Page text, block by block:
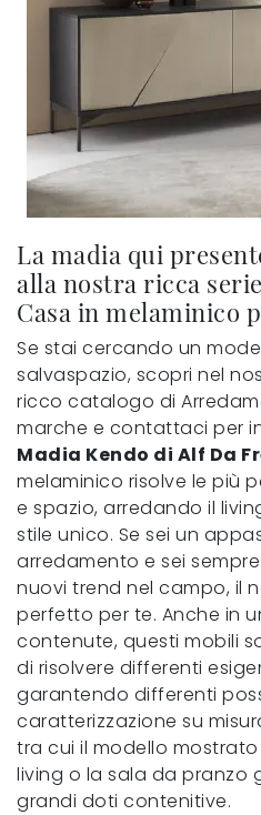
La madia qui
alla nostra ricca
Casa in melaminico
Se stai cercando un
salvaspazio, scopri nel
ricco catalogo di
marche e contattaci per
Madia Kendo di Alf Da
melaminico risolve le più
e spazio, arredando il
stile unico. Se sei un
arredamento e sei
nuovi trend nel campo, il
perfetto per te. Anche in
contenute, questi mobili
di risolvere differenti
garantendo differenti
caratterizzazione su
tra cui il modello
living o la sala da pranzo
grandi doti contenitive.